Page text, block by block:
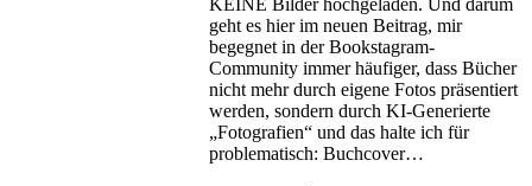
KEINE Bilder hochgeladen. Und darum
geht es hier im neuen Beitrag, mir
begegnet in der Bookstagram-
Community immer häufiger, dass Bücher
nicht mehr durch eigene Fotos präsentiert
werden, sondern durch KI-Generierte
„Fotografien“ und das halte ich für
problematisch: Buchcover…